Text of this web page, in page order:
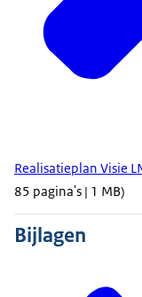
Realisatieplan Visie
85 pagina's | 1 MB)
Bijlagen